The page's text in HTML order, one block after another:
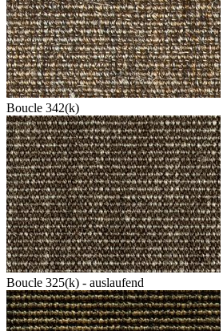
Boucle 342(k)
Boucle 325(k) - auslaufend